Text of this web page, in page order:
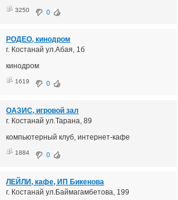
3250 0
РОДЕО, кинодром
г. Костанай ул.Абая, 1б
кинодром
1619 0
ОАЗИС, игровой зал
г. Костанай ул.Тарана, 89
компьютерный клуб, интернет-кафе
1884 0
ЛЕЙЛИ, кафе, ИП Бикенова
г. Костанай ул.Баймагамбетова, 199